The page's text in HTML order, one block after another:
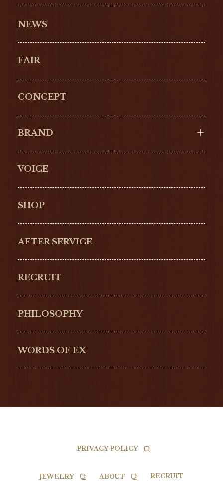
NEWS
FAIR
CONCEPT
BRAND
Cartier
ZENITH
ULYSSE NARDIN
NORQAIN
TISSOT
VOICE
SHOP
AFTER SERVICE
RECRUIT
PHILOSOPHY
WORDS OF EX
PRIVACY POLICY
JEWELRY ABOUT RECRUIT